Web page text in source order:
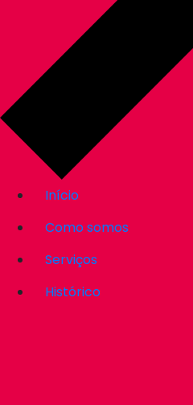
Início
Como somos
Serviços
Histórico